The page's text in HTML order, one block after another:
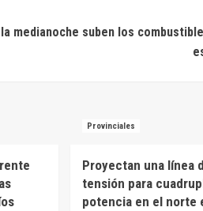
la medianoche suben los
Provinciales
Proyectan una línea
tensión para
potencia en el norte